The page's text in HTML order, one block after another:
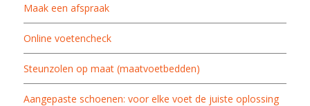
Maak een afspraak
Online voetencheck
Steunzolen op maat (maatvoetbedden)
Aangepaste schoenen: voor elke voet de juiste oplossing